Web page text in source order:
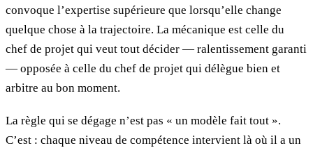
convoque l’expertise supérieure que lorsqu’elle change
quelque chose à la trajectoire. La mécanique est celle du
chef de projet qui veut tout décider — ralentissement garanti
— opposée à celle du chef de projet qui délègue bien et
arbitre au bon moment.
La règle qui se dégage n’est pas « un modèle fait tout ».
C’est : chaque niveau de compétence intervient là où il a un